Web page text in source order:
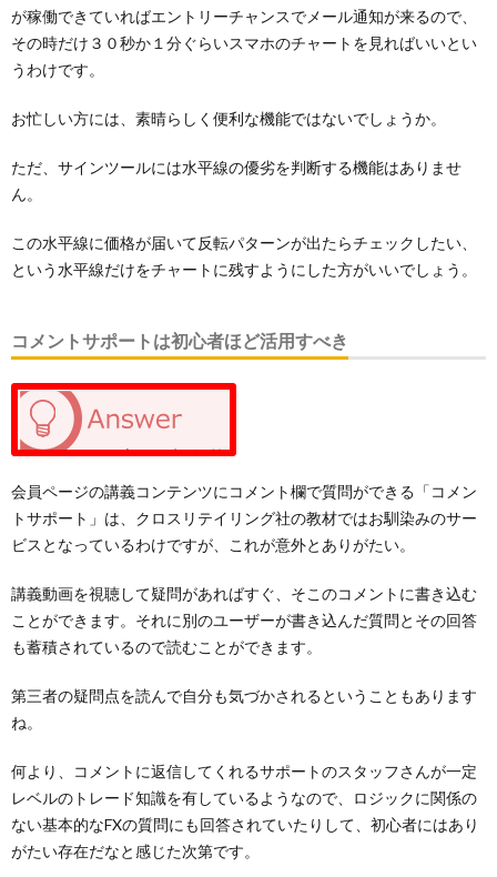
が稼働できていればエントリーチャンスでメール通知が来るので、
その時だけ３０秒か１分ぐらいスマホのチャートを見ればいいとい
うわけです。
お忙しい方には、素晴らしく便利な機能ではないでしょうか。
ただ、サインツールには水平線の優劣を判断する機能はありませ
ん。
この水平線に価格が届いて反転パターンが出たらチェックしたい、
という水平線だけをチャートに残すようにした方がいいでしょう。
コメントサポートは初心者ほど活用すべき
会員ページの講義コンテンツにコメント欄で質問ができる「コメン
トサポート」は、クロスリテイリング社の教材ではお馴染みのサー
ビスとなっているわけですが、これが意外とありがたい。
講義動画を視聴して疑問があればすぐ、そこのコメントに書き込む
ことができます。それに別のユーザーが書き込んだ質問とその回答
も蓄積されているので読むことができます。
第三者の疑問点を読んで自分も気づかされるということもあります
ね。
何より、コメントに返信してくれるサポートのスタッフさんが一定
レベルのトレード知識を有しているようなので、ロジックに関係の
ない基本的なFXの質問にも回答されていたりして、初心者にはあり
がたい存在だなと感じた次第です。